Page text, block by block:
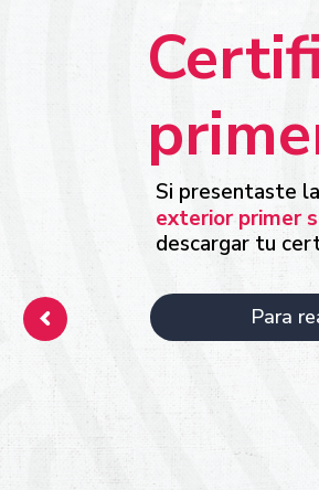
Para
Si presentaste
exterior primer
descargar tu